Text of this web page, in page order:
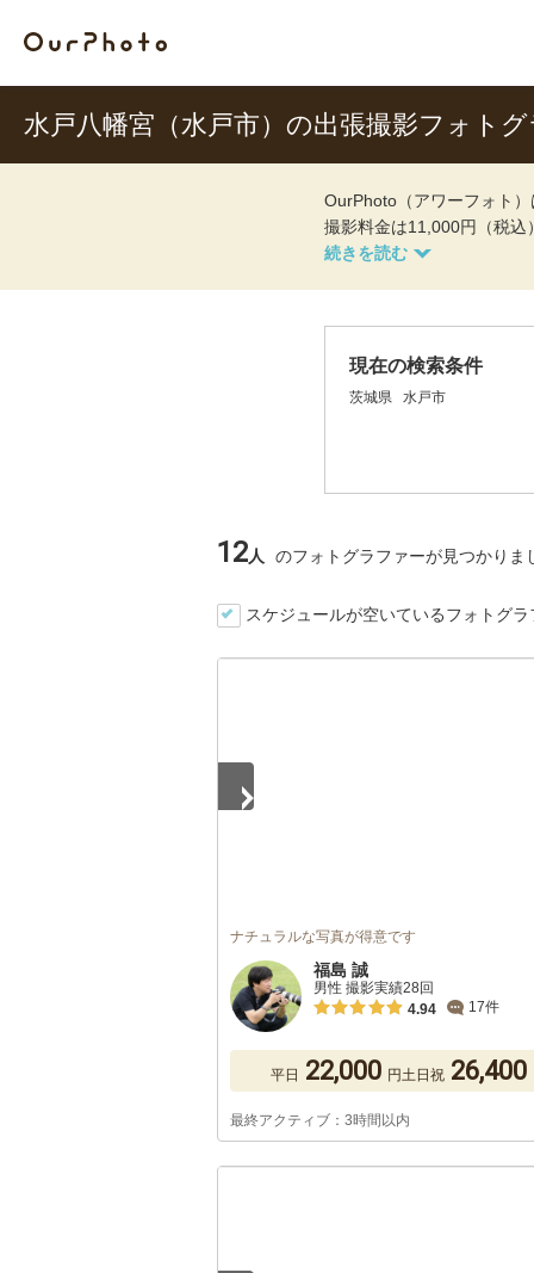
水戸八幡宮（水戸市）の出張撮影フォト
OurPhoto（アワーフォト
撮影料金は11,000円（税込
現在の検索条件
茨城県 水戸市
12人 のフォトグラファーが見つかりま
スケジュールが空いているフォトグ
ナチュラルな写真が得意です
福島 誠
男性 撮影実績28回
4.94
17件
平日 22,000 円土日祝 26,400
最終アクティブ：3時間以内